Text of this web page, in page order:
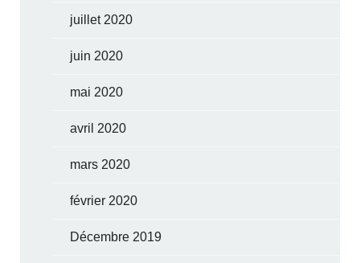
juillet 2020
juin 2020
mai 2020
avril 2020
mars 2020
février 2020
Décembre 2019